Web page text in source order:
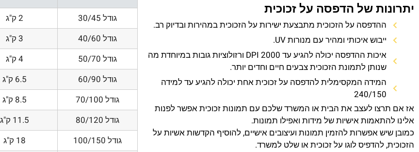
יתרונות של הדפסה על זכוכית
ההדפסה על הזכוכית מתבצעת ישירות על הזכוכית במהירות ובדיוק רב.
ייבוש איכותי ומהיר עם מנורות UV.
איכות ההדפסה יכולה להגיע עד 2000 DPI ורזולוציות גובות במיוחדת מה
שנותן לתמונת הזכוכית צבעים חיים וחדים יותר.
המידה המקסימלית להדפסה על זכוכית אחת יכולה להגיע עד למידה
240/150
אז אם תרצו לעצב את הבית או המשרד שלכם עם תמונות זכוכית אפשר לפנות
אלינו להתאמות אישיות של מידות ואפילו תמונות.
כמובן שיש אפשרות להזמין תמונות ועיצובים אישיים, להוסיף הקדשות אשיות על
הזכוכית, להדפיס לוגו על זכוכית או שלט למשרד.
גודל 30/45 2 ק"ג
גודל 40/60
3 ק"ג
גודל 50/70
4 ק"ג
גודל 60/90
6.5 ק"ג
גודל 70/100
8.5 ק"ג
גודל 80/120
11.5 ק"ג
גודל 100/150
18 ק"ג